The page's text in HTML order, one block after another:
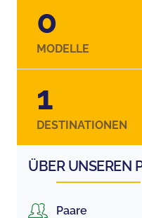
0
MODELLE
1
DESTINATIONEN
ÜBER UNSEREN
Paare